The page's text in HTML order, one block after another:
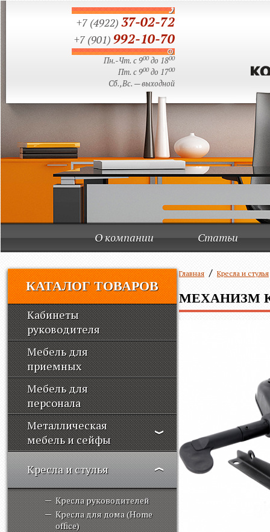
+7 (4922) 37-02-72
+7 (901) 992-10-70
Пн.-Чт. с 900до 1800
Пт. с 900до 1700
Сб.,Вс. — выходной
О компании Статьи
КАТАЛОГ ТОВАРОВ
Кабинеты
руководителя
Мебель для
приемных
Мебель для
персонала
Металлическая
мебель и сейфы
Кресла и стулья
Кресла руководителей
Кресла для дома (Home
office)
Главная Кресла и стулья
МЕХАНИЗМ